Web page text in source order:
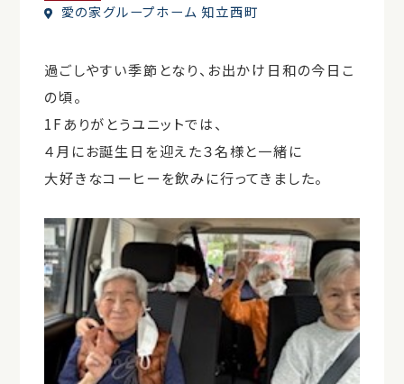
愛の家グループホーム 知立西町
過ごしやすい季節となり、お出かけ日和の今日こ
の頃。
1Fありがとうユニットでは、
４月にお誕生日を迎えた３名様と一緒に
大好きなコーヒーを飲みに行ってきました。